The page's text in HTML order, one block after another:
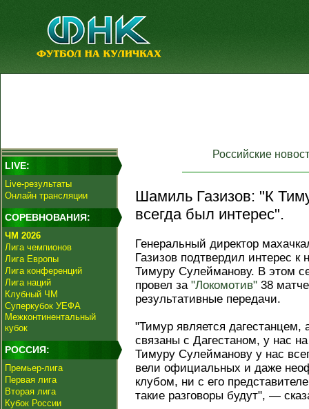
LIVE:
Live-результаты
Онлайн трансляции
СОРЕВНОВАНИЯ:
ЧМ 2026
Лига чемпионов
Лига Европы
Лига конференций
Лига наций
Клубный ЧМ
Суперкубок УЕФА
Межконтинентальный
кубок
РОССИЯ:
Премьер-лига
Первая лига
Вторая лига
Кубок России
Российские
Шамиль Газизов: "К
всегда был интерес".
Генеральный директор
Газизов подтвердил интерес
Тимуру Сулейманову. В этом
провел за "Локомотив" 38
результативные передачи.
"Тимур является дагестанцем,
связаны с Дагестаном, у нас
Тимуру Сулейманову у нас
вели официальных и даже
клубом, ни с его
такие разговоры будут", —